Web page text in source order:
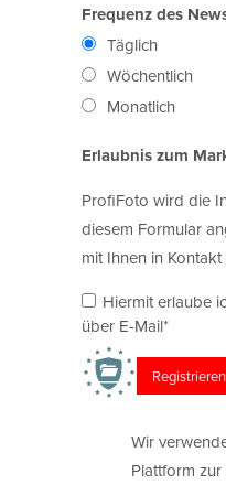
Frequenz des
Täglich
Wöchentlich
Monatlich
Erlaubnis zum
ProfiFoto wird die
diesem Formular
mit Ihnen in
Hiermit erlaube
über E-Mail*
Wir
Plattform